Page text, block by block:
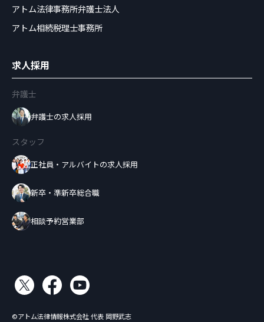
アトム法律事務所弁護士法人
アトム相続税理士事務所
求人採用
弁護士
弁護士の求人採用
スタッフ
正社員・アルバイトの求人採用
新卒・準新卒総合職
相談予約営業部
©アトム法律情報株式会社 代表 岡野武志